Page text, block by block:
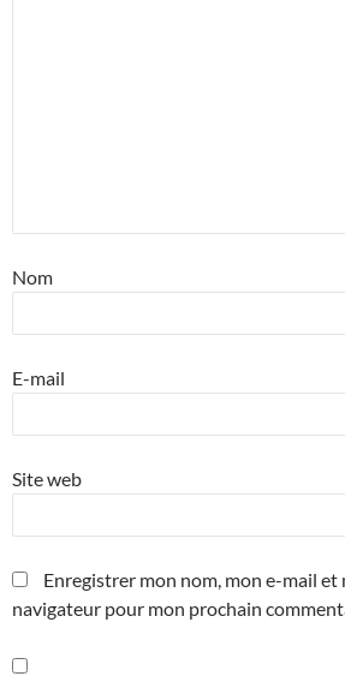
Nom
E-mail
Site web
Enregistrer mon nom, mon e-mail et
navigateur pour mon prochain